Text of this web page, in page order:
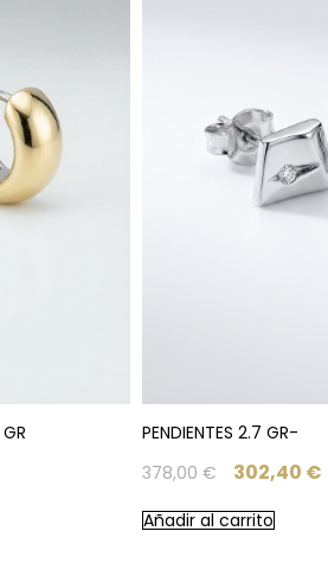
PENDIENTES 2.7 GR-
378,00 € 302,40 €
Añadir al carrito